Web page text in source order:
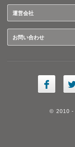
運営会社
お問い合わせ
© 2010 -